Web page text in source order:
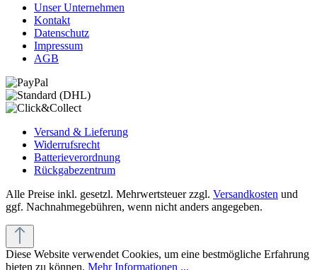
Unser Unternehmen
Kontakt
Datenschutz
Impressum
AGB
Versand & Lieferung
Widerrufsrecht
Batterieverordnung
Rückgabezentrum
Alle Preise inkl. gesetzl. Mehrwertsteuer zzgl. Versandkosten und
ggf. Nachnahmegebühren, wenn nicht anders angegeben.
Diese Website verwendet Cookies, um eine bestmögliche Erfahrung
bieten zu können. Mehr Informationen ...